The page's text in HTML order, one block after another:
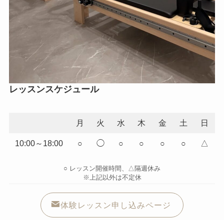
レッスンスケジュール
月 火 水 木 金 土 日
10:00～18:00 ○ ◯ ○ ○ ○ ○ △
○ レッスン開催時間、△隔週休み
※上記以外は不定休
体験レッスン申し込みページ